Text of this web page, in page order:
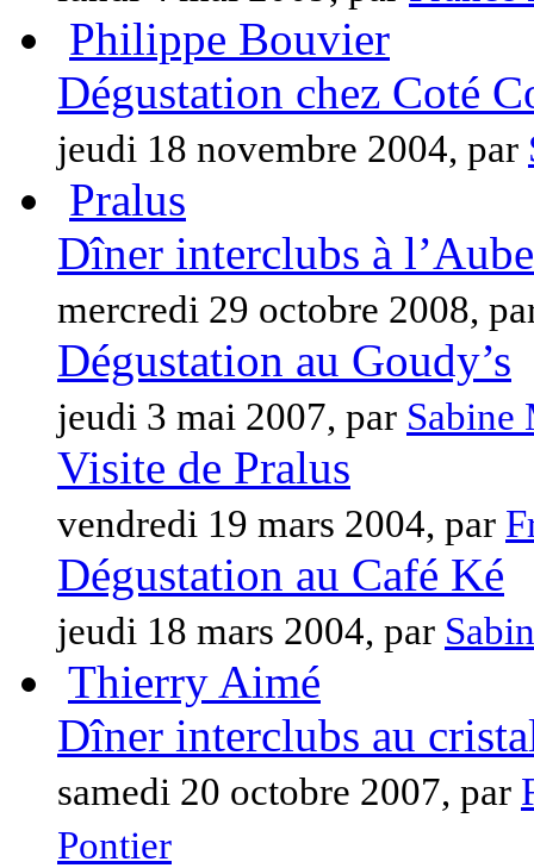
Philippe Bouvier
Dégustation chez Coté
jeudi 18 novembre 2004, par
Pralus
Dîner interclubs à
mercredi 29 octobre 2008,
Dégustation au Goudy’s
jeudi 3 mai 2007, par Sabine
Visite de Pralus
vendredi 19 mars 2004, par
Dégustation au Café Ké
jeudi 18 mars 2004, par
Thierry Aimé
Dîner interclubs au
samedi 20 octobre 2007, par
Pontier